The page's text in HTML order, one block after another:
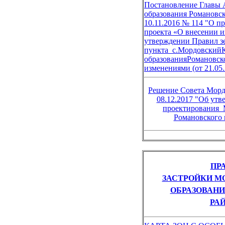
Постановление Главы
образования
10.11.2016 № 114 "О
проекта «О внесении
утверждении Правил
пункта
изменениями (от
Решение Совета
08.12.2017 "Об
проектирования
ЗАСТРОЙКИ